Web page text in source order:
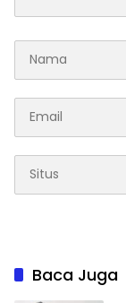
Baca Juga